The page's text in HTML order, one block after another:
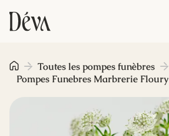
ObsèquesToutes les pompes funèbres
Pompes Funebres Marbrerie Floury